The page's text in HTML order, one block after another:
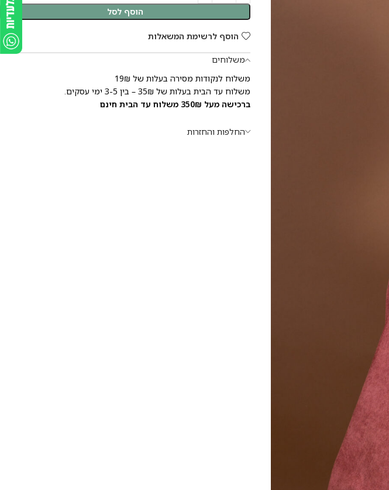
הוסף לסל
הוסף לרשימת המשאלות
משלוחים
משלוח לנקודות מסירה בעלות של 19₪
משלוח עד הבית בעלות של 35₪ – בין 3-5 ימי עסקים.
ברכישה מעל 350₪ משלוח עד הבית חינם
החלפות והחזרות